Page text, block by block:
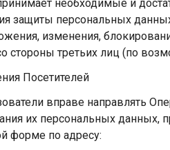
необходимые и
защиты персональных
изменения,
стороны третьих лиц (по
Посетителей
вправе направлять
их персональных данных,
форме по адресу: